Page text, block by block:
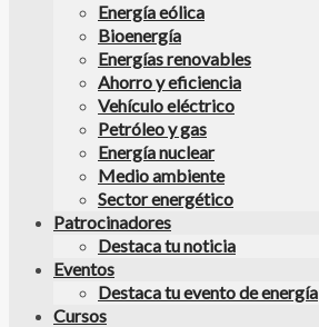
Energía eólica
Bioenergía
Energías renovables
Ahorro y eficiencia
Vehículo eléctrico
Petróleo y gas
Energía nuclear
Medio ambiente
Sector energético
Patrocinadores
Destaca tu noticia
Eventos
Destaca tu evento de energía
Cursos